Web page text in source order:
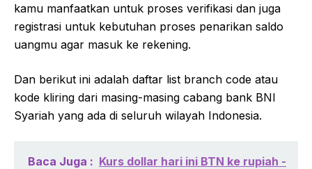
kamu manfaatkan untuk proses verifikasi dan juga
registrasi untuk kebutuhan proses penarikan saldo
uangmu agar masuk ke rekening.
Dan berikut ini adalah daftar list branch code atau
kode kliring dari masing-masing cabang bank BNI
Syariah yang ada di seluruh wilayah Indonesia.
Baca Juga : Kurs dollar hari ini BTN ke rupiah -